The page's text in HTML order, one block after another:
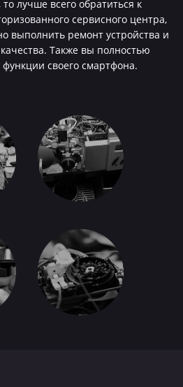
лучше всего обратиться к
сервисного центра,
выполнить ремонт устройства и
Также вы полностью
функции своего смартфона.